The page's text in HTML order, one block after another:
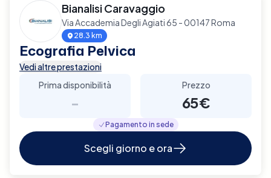
Bianalisi Caravaggio
Via Accademia Degli Agiati 65 - 00147 Roma
28.3 km
Ecografia Pelvica
Vedi altre prestazioni
Prima disponibilità
-
Prezzo
65€
Pagamento in sede
Scegli giorno e ora